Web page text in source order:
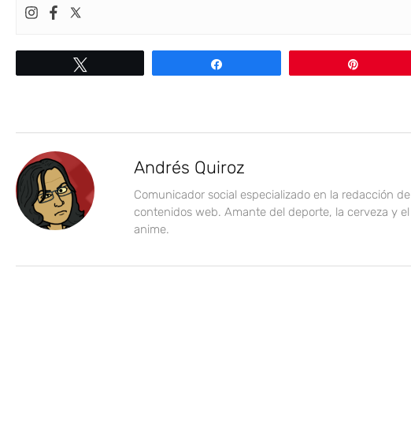
Andrés Quiroz
Comunicador social especializado en la redacción de
contenidos web. Amante del deporte, la cerveza y el
anime.